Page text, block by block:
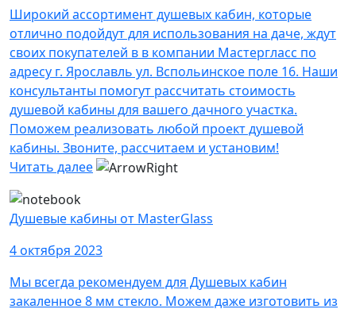
Широкий ассортимент душевых кабин, которые
отлично подойдут для использования на даче, ждут
своих покупателей в в компании Мастергласс по
адресу г. Ярославль ул. Вспольинское поле 16. Наши
консультанты помогут рассчитать стоимость
душевой кабины для вашего дачного участка.
Поможем реализовать любой проект душевой
кабины. Звоните, рассчитаем и установим!
Читать далее
Душевые кабины от MasterGlass
4 октября 2023
Мы всегда рекомендуем для Душевых кабин
закаленное 8 мм стекло. Можем даже изготовить из